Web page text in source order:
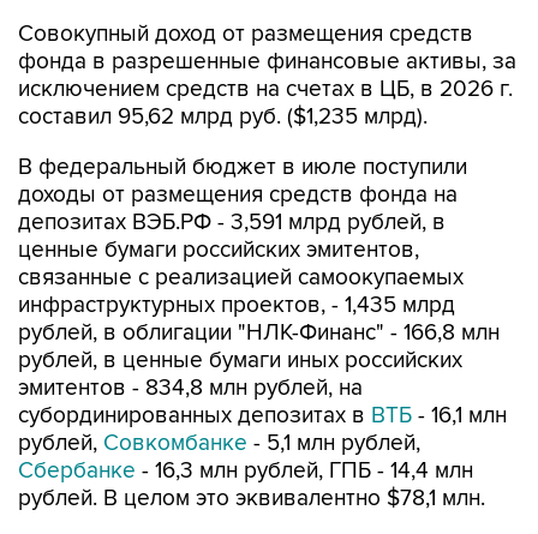
Совокупный доход от размещения средств
фонда в разрешенные финансовые активы, за
исключением средств на счетах в ЦБ, в 2026 г.
составил 95,62 млрд руб. ($1,235 млрд).
В федеральный бюджет в июле поступили
доходы от размещения средств фонда на
депозитах ВЭБ.РФ - 3,591 млрд рублей, в
ценные бумаги российских эмитентов,
связанные с реализацией самоокупаемых
инфраструктурных проектов, - 1,435 млрд
рублей, в облигации "НЛК-Финанс" - 166,8 млн
рублей, в ценные бумаги иных российских
эмитентов - 834,8 млн рублей, на
субординированных депозитах в ВТБ - 16,1 млн
рублей, Совкомбанке - 5,1 млн рублей,
Сбербанке - 16,3 млн рублей, ГПБ - 14,4 млн
рублей. В целом это эквивалентно $78,1 млн.